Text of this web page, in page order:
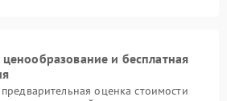
и бесплатная
оценка стоимости